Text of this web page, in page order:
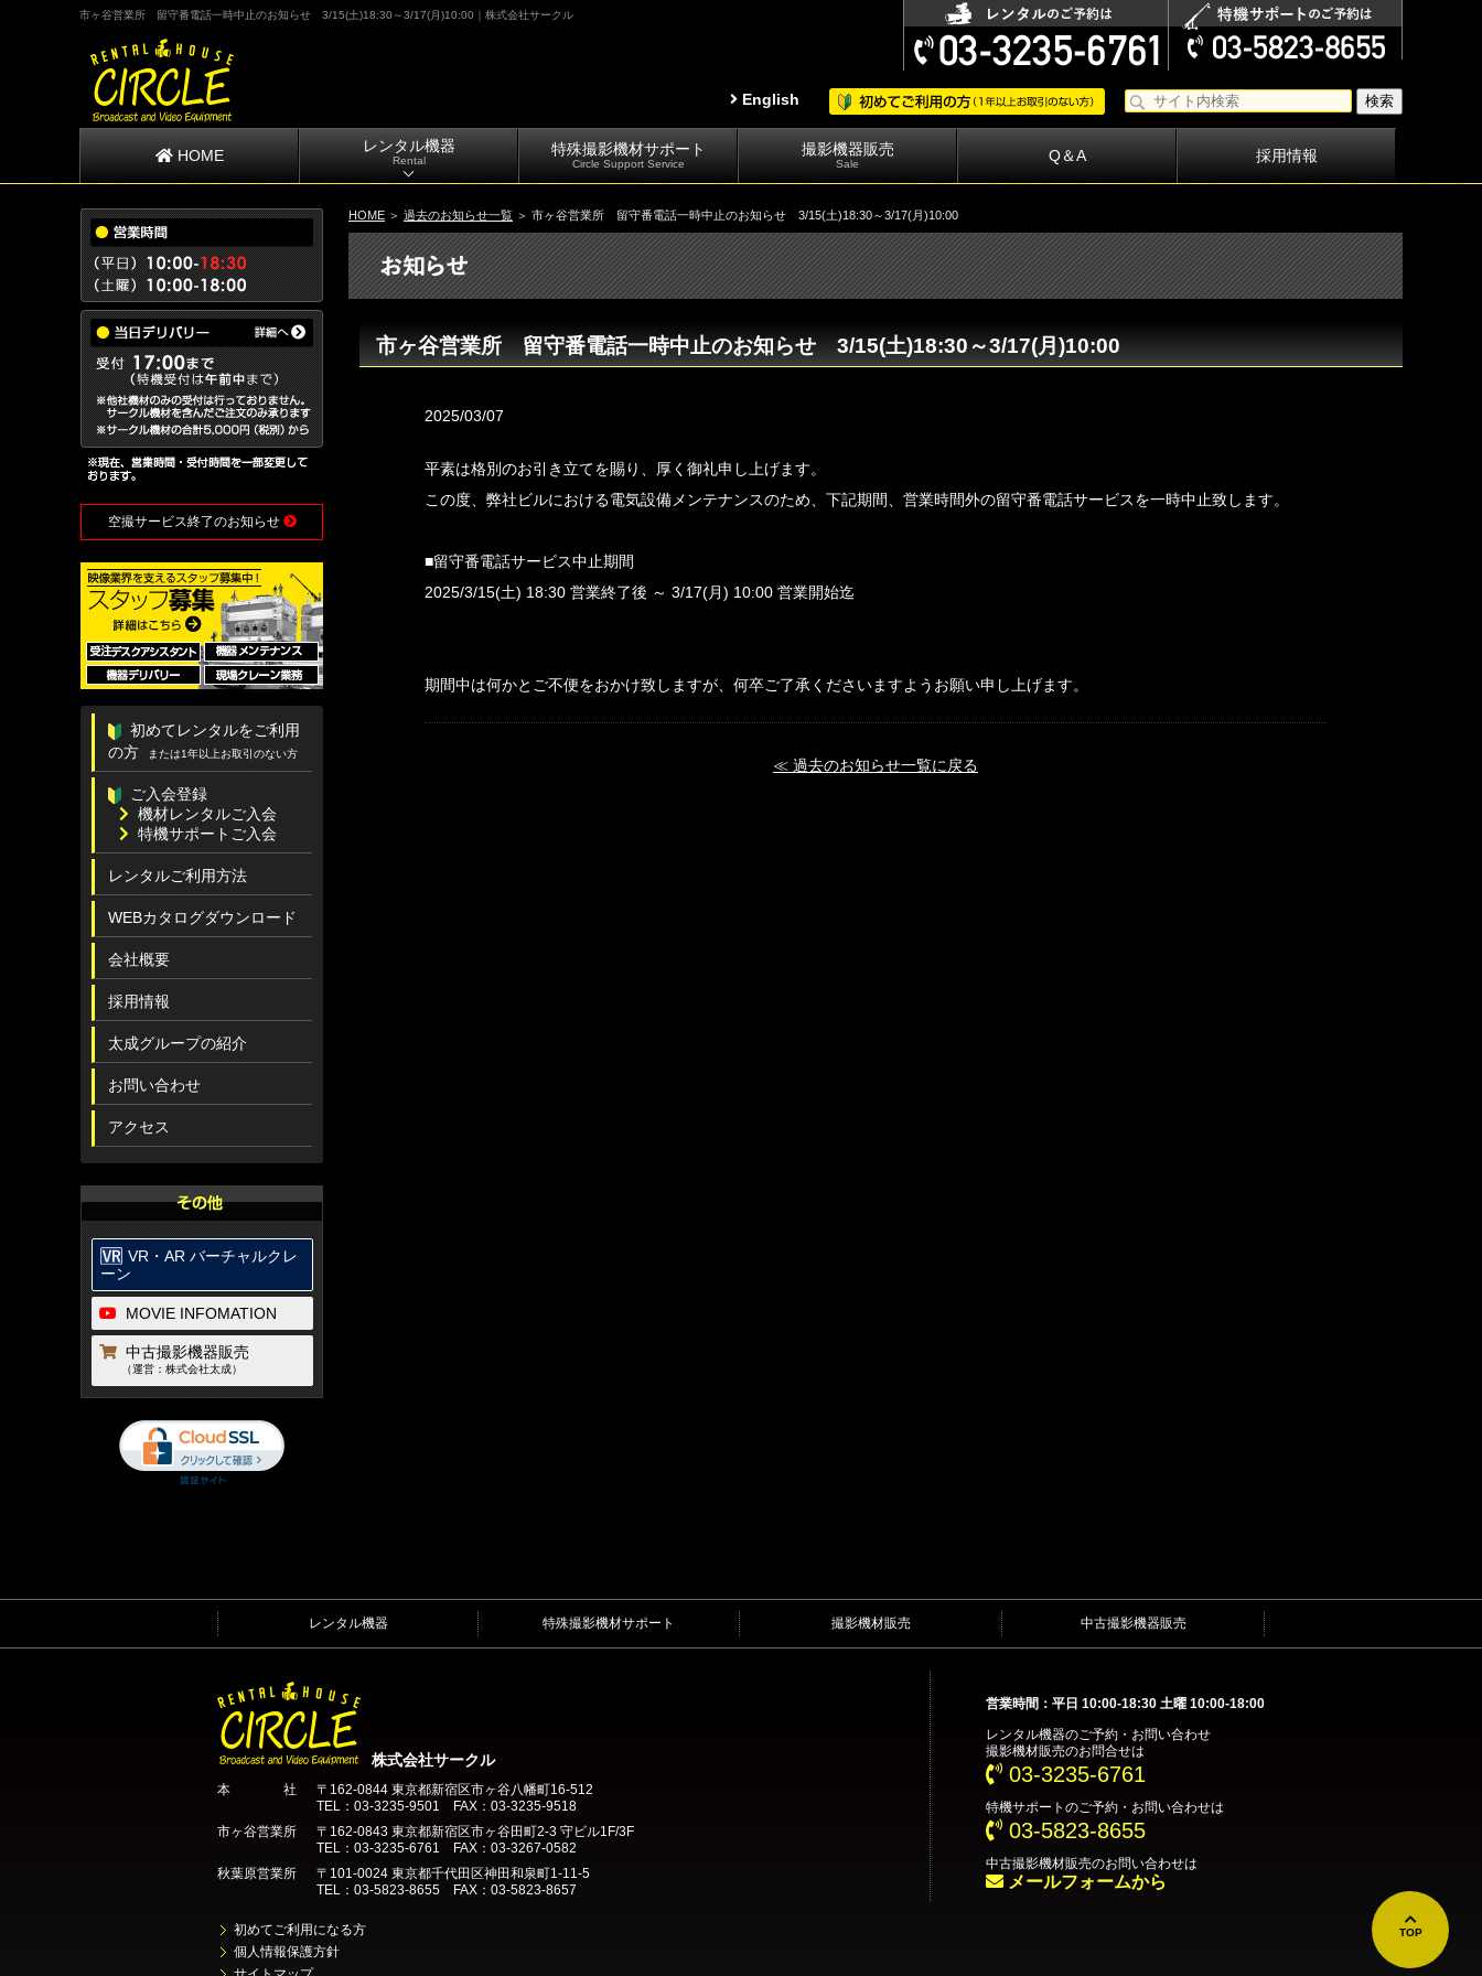
市ヶ谷営業所 留守番電話一時中止のお知らせ 3/15(土)18:30～3/17(月)10:00｜株式会社サークル
English
HOME
レンタル機器
Rental
特殊撮影機材サポート
Circle Support Service
撮影機器販売
Sale Q＆A 採用情報
HOME ＞ 過去のお知らせ一覧 ＞ 市ヶ谷営業所 留守番電話一時中止のお知らせ 3/15(土)18:30～3/17(月)10:00
市ヶ谷営業所 留守番電話一時中止のお知らせ 3/15(土)18:30～3/17(月)10:00
2025/03/07
平素は格別のお引き立てを賜り、厚く御礼申し上げます。
この度、弊社ビルにおける電気設備メンテナンスのため、下記期間、営業時間外の留守番電話サービスを一時中止致します。
■留守番電話サービス中止期間
2025/3/15(土) 18:30 営業終了後 ～ 3/17(月) 10:00 営業開始迄
期間中は何かとご不便をおかけ致しますが、何卒ご了承くださいますようお願い申し上げます。
≪ 過去のお知らせ一覧に戻る
空撮サービス終了のお知らせ
初めてレンタルをご利用
の方
または1年以上お取引のない方
ご入会登録
機材レンタルご入会
特機サポートご入会
レンタルご利用方法
WEBカタログダウンロード
会社概要
採用情報
太成グループの紹介
お問い合わせ
アクセス
VR・AR バーチャルクレ
ーン
MOVIE INFOMATION
中古撮影機器販売
（運営：株式会社太成）
TOP
レンタル機器 特殊撮影機材サポート 撮影機材販売 中古撮影機器販売
株式会社サークル
本 社
〒162-0844 東京都新宿区市ヶ谷八幡町16-512
TEL：03-3235-9501 FAX：03-3235-9518
市ヶ谷営業所
〒162-0843 東京都新宿区市ヶ谷田町2-3 守ビル1F/3F
TEL：03-3235-6761 FAX：03-3267-0582
秋葉原営業所
〒101-0024 東京都千代田区神田和泉町1-11-5
TEL：03-5823-8655 FAX：03-5823-8657
初めてご利用になる方
個人情報保護方針
営業時間：平日 10:00-18:30 土曜 10:00-18:00
レンタル機器のご予約・お問い合わせ
撮影機材販売のお問合せは
03-3235-6761
特機サポート のご予約・お問い合わせは
03-5823-8655
中古撮影機材販売のお問い合わせは
メールフォームから